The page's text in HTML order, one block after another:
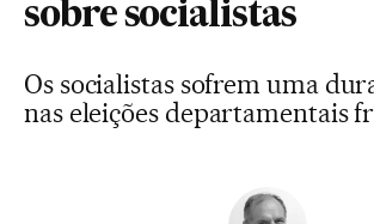
sobre socialistas
Os socialistas sofrem uma
nas eleições departamentais